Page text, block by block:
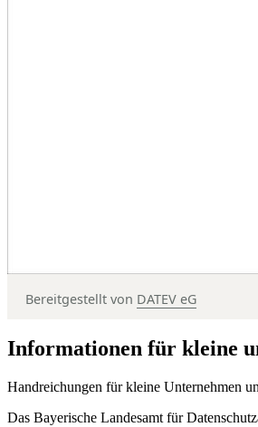
Bereitgestellt von DATEV eG
Informationen für kleine
Handreichungen für kleine Unternehmen
Das Bayerische Landesamt für